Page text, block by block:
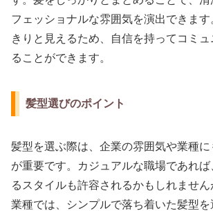
フェッショナルな雰囲気を演出できま
きりと見えるため、自信を持ってコミ
ることができます。
髪型選びのポイント
髪型を選ぶ際は、企業の雰囲気や業種に
が重要です。カジュアルな職場であれ
るスタイルも許容されるかもしれませ
業種では、シンプルで落ち着いた髪型